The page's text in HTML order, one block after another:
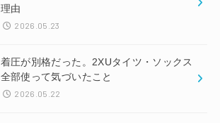
理由
2026.05.23
着圧が別格だった。2XUタイツ・ソックス
全部使って気づいたこと
2026.05.22